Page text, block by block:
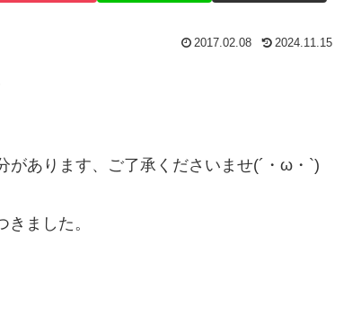
2017.02.08 2024.11.15
があります、ご了承くださいませ(´・ω・`)
ました。